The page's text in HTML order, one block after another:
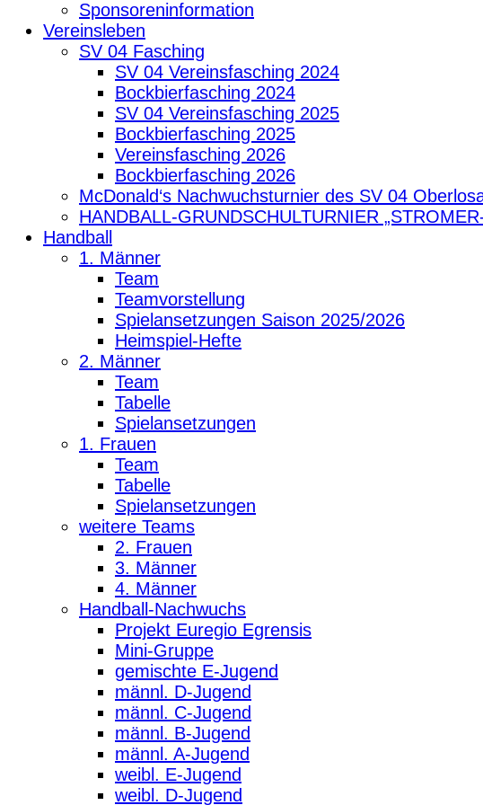
Sponsoreninformation
Vereinsleben
SV 04 Fasching
SV 04 Vereinsfasching 2024
Bockbierfasching 2024
SV 04 Vereinsfasching 2025
Bockbierfasching 2025
Vereinsfasching 2026
Bockbierfasching 2026
McDonald‘s Nachwuchsturnier des SV 04
HANDBALL-GRUNDSCHULTURNIER
Handball
1. Männer
Team
Teamvorstellung
Spielansetzungen Saison 2025/2026
Heimspiel-Hefte
2. Männer
Team
Tabelle
Spielansetzungen
1. Frauen
Team
Tabelle
Spielansetzungen
weitere Teams
2. Frauen
3. Männer
4. Männer
Handball-Nachwuchs
Projekt Euregio Egrensis
Mini-Gruppe
gemischte E-Jugend
männl. D-Jugend
männl. C-Jugend
männl. B-Jugend
männl. A-Jugend
weibl. E-Jugend
weibl. D-Jugend